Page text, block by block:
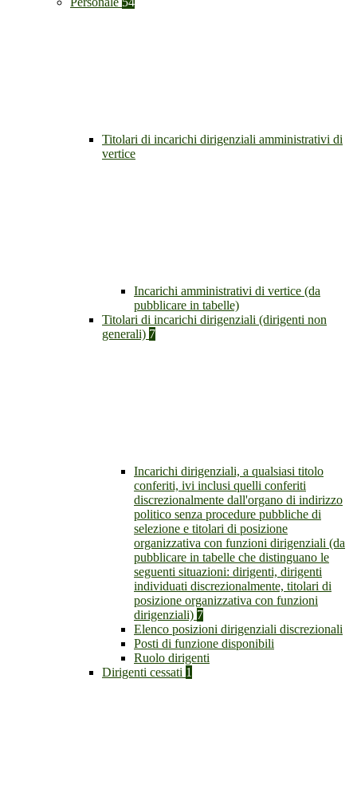
Titolari di incarichi dirigenziali amministrativi di
vertice
Incarichi amministrativi di vertice (da
pubblicare in tabelle)
Titolari di incarichi dirigenziali (dirigenti non
generali) 7
Incarichi dirigenziali, a qualsiasi titolo
conferiti, ivi inclusi quelli conferiti
discrezionalmente dall'organo di indirizzo
politico senza procedure pubbliche di
selezione e titolari di posizione
organizzativa con funzioni dirigenziali (da
pubblicare in tabelle che distinguano le
seguenti situazioni: dirigenti, dirigenti
individuati discrezionalmente, titolari di
posizione organizzativa con funzioni
dirigenziali) 7
Elenco posizioni dirigenziali discrezionali
Posti di funzione disponibili
Ruolo dirigenti
Dirigenti cessati 1